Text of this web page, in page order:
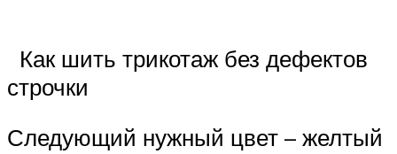
Как шить трикотаж без дефектов
строчки
Следующий нужный цвет – желтый